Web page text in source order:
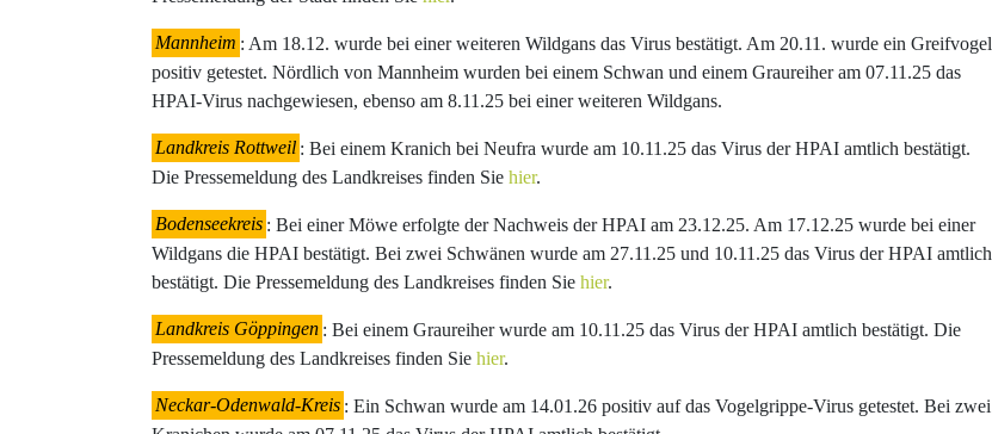
Mannheim : Am 18.12. wurde bei einer weiteren Wildgans das Virus bestätigt. Am 20.11. wurde ein Greifvogel
positiv getestet. Nördlich von Mannheim wurden bei einem Schwan und einem Graureiher am 07.11.25 das
HPAI-Virus nachgewiesen, ebenso am 8.11.25 bei einer weiteren Wildgans.
Landkreis Rottweil : Bei einem Kranich bei Neufra wurde am 10.11.25 das Virus der HPAI amtlich bestätigt.
Die Pressemeldung des Landkreises finden Sie hier.
Bodenseekreis : Bei einer Möwe erfolgte der Nachweis der HPAI am 23.12.25. Am 17.12.25 wurde bei einer
Wildgans die HPAI bestätigt. Bei zwei Schwänen wurde am 27.11.25 und 10.11.25 das Virus der HPAI amtlich
bestätigt. Die Pressemeldung des Landkreises finden Sie hier.
Landkreis Göppingen : Bei einem Graureiher wurde am 10.11.25 das Virus der HPAI amtlich bestätigt. Die
Pressemeldung des Landkreises finden Sie hier.
Neckar-Odenwald-Kreis : Ein Schwan wurde am 14.01.26 positiv auf das Vogelgrippe-Virus getestet. Bei zwei